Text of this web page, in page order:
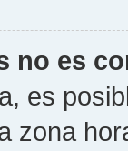
no es
es
zona